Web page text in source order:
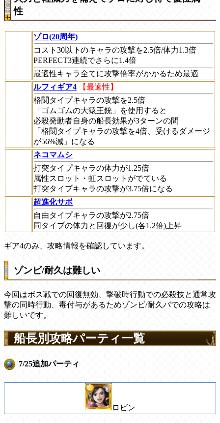
性
ゾロ(20周年)
コスト30以下のキャラの攻撃を2.5倍/体力1.3倍
PERFECT3連続でさらに1.4倍
最適性キャラ全てに攻撃倍率がかかるため最適
ルフィギア4 【最適性】
格闘タイプキャラの攻撃を2.5倍
「ゴムゴムの大猿王銃」を使用すると
必殺発動者自身の船長効果が3ターンの間
「格闘タイプキャラの攻撃を4倍、受けるダメージ
が56%減」になる
ネコマムシ
打突タイプキャラの体力が1.25倍
属性スロット・虹スロットがでている
打突タイプキャラの攻撃が3.75倍になる
超進化サボ
自由タイプキャラの攻撃が2.75倍
同タイプの体力と回復が少し(各1.2倍)上昇
ギア4のみ、攻略情報を確認しています。
ゾンビ/耐久は難しい
今回はボス戦での回復無効、撃破時行動での必殺技と通常攻
撃の同時行動、毒付与があるためゾンビ/耐久パでの攻略は
難しいです。
船長別攻略パーティ一覧
7/25追加パーティ
ロビン